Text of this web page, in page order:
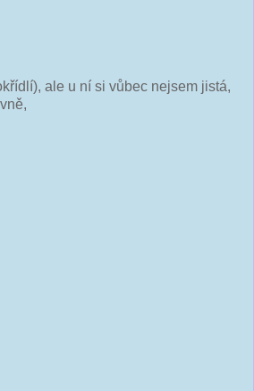
ale u ní si vůbec nejsem jistá,